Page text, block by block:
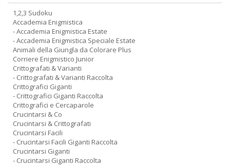
1,2,3 Sudoku
Accademia Enigmistica
- Accademia Enigmistica Estate
- Accademia Enigmistica Speciale Estate
Animali della Giungla da Colorare Plus
Corriere Enigmistico Junior
Crittografati & Varianti
- Crittografati & Varianti Raccolta
Crittografici Giganti
- Crittografici Giganti Raccolta
Crittografici e Cercaparole
Crucintarsi & Co
Crucintarsi & Crittografati
Crucintarsi Facili
- Crucintarsi Facili Giganti Raccolta
Crucintarsi Giganti
- Crucintarsi Giganti Raccolta